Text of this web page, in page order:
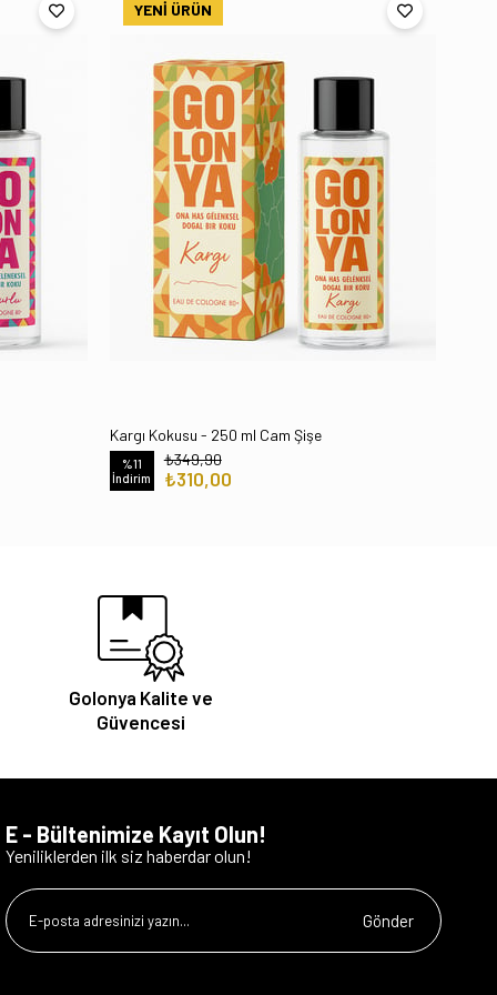
Kargı Kokusu - 250 ml Cam Şişe
%11
İndirim
₺310,00
₺349,90
YENI ÜRÜN
Golonya Kalite ve
Güvencesi
E - Bültenimize Kayıt Olun!
Yeniliklerden ilk siz haberdar olun!
Gönder